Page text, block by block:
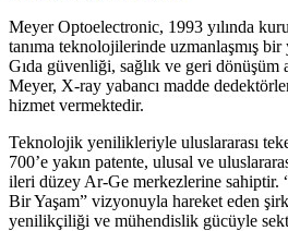
Meyer Optoelectronic, 1993 yılında
tanıma teknolojilerinde uzmanlaşmış
Gıda güvenliği, sağlık ve geri dönüşüm
Meyer, X-ray yabancı madde
hizmet vermektedir.
Teknolojik yenilikleriyle uluslararası
700’e yakın patente, ulusal ve
ileri düzey Ar-Ge merkezlerine sahiptir.
Bir Yaşam” vizyonuyla hareket eden
yenilikçiliği ve mühendislik gücüyle